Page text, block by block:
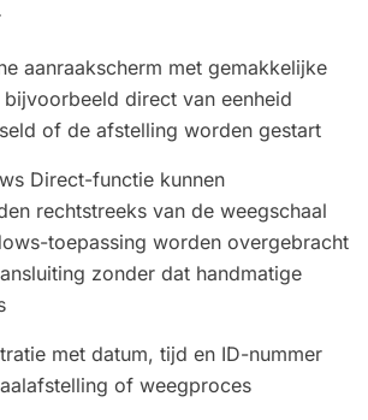
aanraakscherm met gemakkelijke
direct van eenheid
of de afstelling worden gestart
Direct-functie kunnen
rechtstreeks van de weegschaal
toepassing worden overgebracht
zonder dat handmatige
met datum, tijd en ID-nummer
of weegproces